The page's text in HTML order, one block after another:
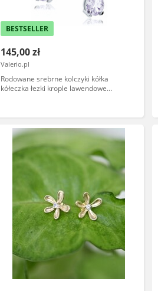
BESTSELLER
145,00 zł
Valerio.pl
Rodowane srebrne kolczyki kółka
kółeczka łezki krople lawendowe